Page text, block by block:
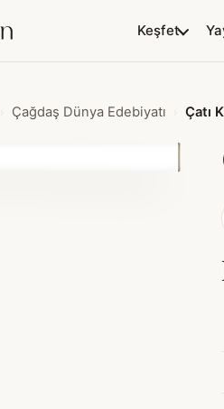
Keşfet
Çağdaş Dünya Edebiyatı Çatı